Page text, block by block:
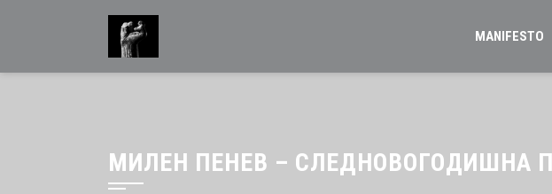
MANIFESTO
МИЛЕН ПЕНЕВ – СЛЕДНОВОГОДИШНА